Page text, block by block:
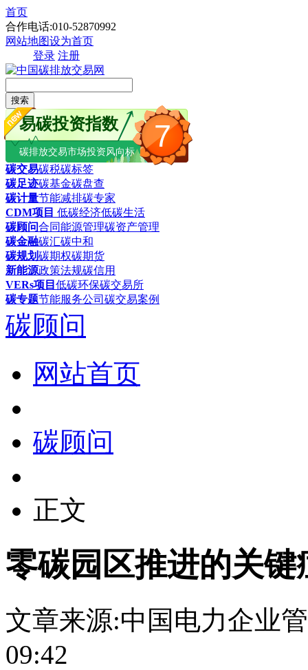
首页
合作电话:010-52870992
网站地图设为首页
登录 注册
搜索
7
易碳投资指数
碳排放交易市场投资风向标
碳交易碳税碳标签
碳足迹碳基金碳盘查
碳计量节能减排碳专家
CDM项目 低碳经济低碳生活
碳顾问合同能源管理碳资产管理
碳金融碳汇碳中和
碳规划碳期权碳期货
新能源政策法规碳信用
VERs项目 低碳环保碳交易所
碳专题节能服务公司 碳交易案例
碳顾问
网站首页
碳顾问
正文
零碳园区推进的关
文章来源:中国电力企业
09:42